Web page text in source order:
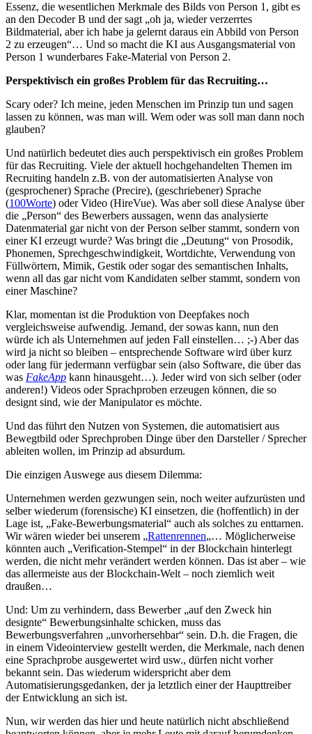
Essenz, die wesentlichen Merkmale des Bilds von Person 1, gibt es
an den Decoder B und der sagt „oh ja, wieder verzerrtes
Bildmaterial, aber ich habe ja gelernt daraus ein Abbild von Person
2 zu erzeugen“… Und so macht die KI aus Ausgangsmaterial von
Person 1 wunderbares Fake-Material von Person 2.
Perspektivisch ein großes Problem für das Recruiting…
Scary oder? Ich meine, jeden Menschen im Prinzip tun und sagen
lassen zu können, was man will. Wem oder was soll man dann noch
glauben?
Und natürlich bedeutet dies auch perspektivisch ein großes Problem
für das Recruiting. Viele der aktuell hochgehandelten Themen im
Recruiting handeln z.B. von der automatisierten Analyse von
(gesprochener) Sprache (Precire), (geschriebener) Sprache
(100Worte) oder Video (HireVue). Was aber soll diese Analyse über
die „Person“ des Bewerbers aussagen, wenn das analysierte
Datenmaterial gar nicht von der Person selber stammt, sondern von
einer KI erzeugt wurde? Was bringt die „Deutung“ von Prosodik,
Phonemen, Sprechgeschwindigkeit, Wortdichte, Verwendung von
Füllwörtern, Mimik, Gestik oder sogar des semantischen Inhalts,
wenn all das gar nicht vom Kandidaten selber stammt, sondern von
einer Maschine?
Klar, momentan ist die Produktion von Deepfakes noch
vergleichsweise aufwendig. Jemand, der sowas kann, nun den
würde ich als Unternehmen auf jeden Fall einstellen… ;-) Aber das
wird ja nicht so bleiben – entsprechende Software wird über kurz
oder lang für jedermann verfügbar sein (also Software, die über das
was FakeApp kann hinausgeht…). Jeder wird von sich selber (oder
anderen!) Videos oder Sprachproben erzeugen können, die so
designt sind, wie der Manipulator es möchte.
Und das führt den Nutzen von Systemen, die automatisiert aus
Bewegtbild oder Sprechproben Dinge über den Darsteller / Sprecher
ableiten wollen, im Prinzip ad absurdum.
Die einzigen Auswege aus diesem Dilemma:
Unternehmen werden gezwungen sein, noch weiter aufzurüsten und
selber wiederum (forensische) KI einsetzen, die (hoffentlich) in der
Lage ist, „Fake-Bewerbungsmaterial“ auch als solches zu enttarnen.
Wir wären wieder bei unserem „Rattenrennen„… Möglicherweise
könnten auch „Verification-Stempel“ in der Blockchain hinterlegt
werden, die nicht mehr verändert werden können. Das ist aber – wie
das allermeiste aus der Blockchain-Welt – noch ziemlich weit
draußen…
Und: Um zu verhindern, dass Bewerber „auf den Zweck hin
designte“ Bewerbungsinhalte schicken, muss das
Bewerbungsverfahren „unvorhersehbar“ sein. D.h. die Fragen, die
in einem Videointerview gestellt werden, die Merkmale, nach denen
eine Sprachprobe ausgewertet wird usw., dürfen nicht vorher
bekannt sein. Das wiederum widerspricht aber dem
Automatisierungsgedanken, der ja letztlich einer der Haupttreiber
der Entwicklung an sich ist.
Nun, wir werden das hier und heute natürlich nicht abschließend